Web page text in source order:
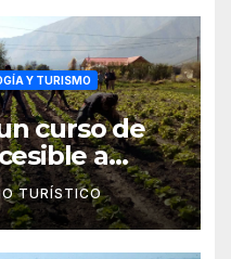
Y TURISMO
curso de
a
TURÍSTICO